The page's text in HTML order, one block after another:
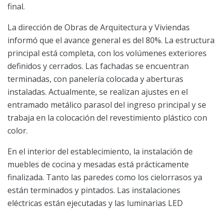
final.
La dirección de Obras de Arquitectura y Viviendas
informó que el avance general es del 80%. La estructura
principal está completa, con los volúmenes exteriores
definidos y cerrados. Las fachadas se encuentran
terminadas, con panelería colocada y aberturas
instaladas. Actualmente, se realizan ajustes en el
entramado metálico parasol del ingreso principal y se
trabaja en la colocación del revestimiento plástico con
color.
En el interior del establecimiento, la instalación de
muebles de cocina y mesadas está prácticamente
finalizada. Tanto las paredes como los cielorrasos ya
están terminados y pintados. Las instalaciones
eléctricas están ejecutadas y las luminarias LED